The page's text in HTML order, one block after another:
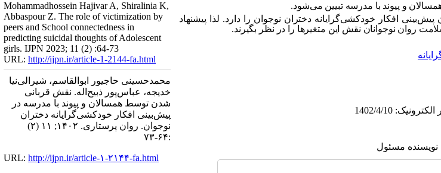
افکار خودکشی‌گرایانه دختران نوجوان را دارد. لذا پیشنهاد
روان نوجوانان نقش این متغیرها را در نظر بگیرند.
نویسنده مسئول
Mohammadhossein Hajivar A, Shiralinia K,
Abbaspour Z. The role of victimization by
peers and School connectedness in
predicting suicidal thoughts of Adolescent
girls. IJPN 2023; 11 (2) :64-73
URL: http://ijpn.ir/article-1-2144-fa.html
محمدحسینی حاجیور ابوالقاسم، شیرالی‌نیا
خدیجه، عباس‌پور ذبیح‌اله. نقش قربانی
شدن توسط همسالان و پیوند با مدرسه در
پیش‌بینی افکار خودکشی‌گرایانه دختران
نوجوان. روان پرستاری. ۱۴۰۲; ۱۱ (۲)
:۶۴-۷۳
URL: http://ijpn.ir/article-۱-۲۱۴۴-fa.html